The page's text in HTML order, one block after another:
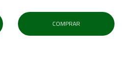
COMPRAR